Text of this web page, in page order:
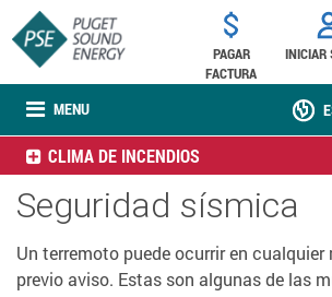
MENU
PAGAR
FACTURA
INICIAR
CLIMA DE INCENDIOS
Seguridad sísmica
Un terremoto puede ocurrir en cualquier
previo aviso. Estas son algunas de las